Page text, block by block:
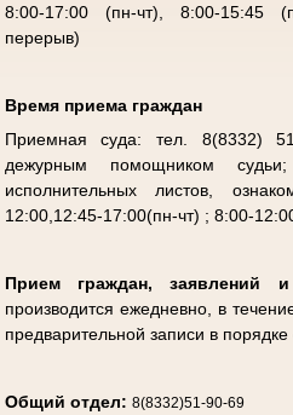
8:00-17:00 (пн-чт), 8:00-15:45
перерыв)
Время приема граждан
Приемная суда: тел. 8(8332)
дежурным помощником
исполнительных листов,
12:00,12:45-17:00(пн-чт) ; 8:00-
Прием граждан, заявлений
производится ежедневно, в
предварительной записи в
Общий отдел: 8(8332)51-90-69